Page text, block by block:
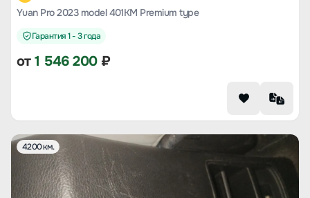
Yuan Pro 2023 model 401KM Premium type
Гарантия 1 - 3 года
от1 546 200₽
4200 км.